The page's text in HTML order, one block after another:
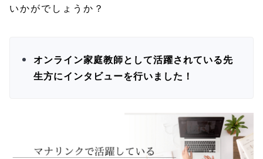
いかがでしょうか？
オンライン家庭教師として活躍されている先
生方にインタビューを行いました！